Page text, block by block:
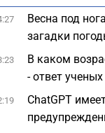
Весна под
загадки
В каком
- ответ ученых
ChatGPT